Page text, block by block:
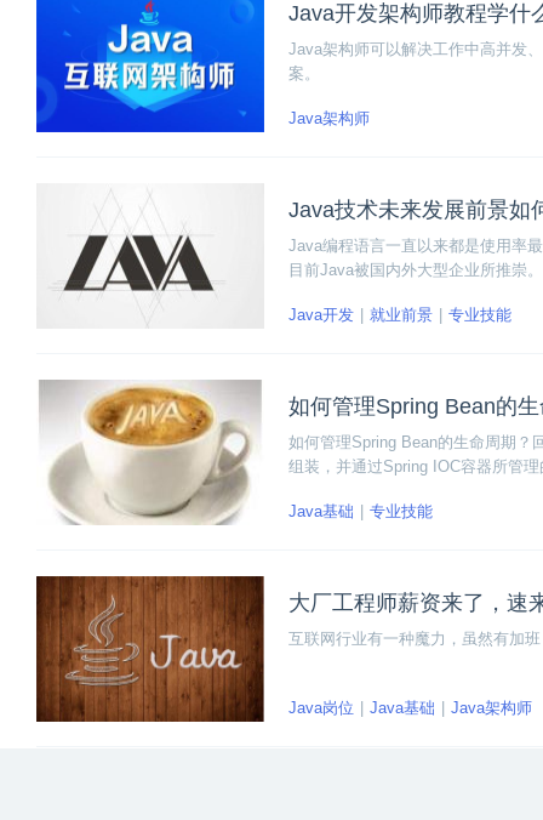
Java开发架构师教程学什
Java架构师可以解决工作中高并发
案。
Java架构师
Java技术未来发展前景如
Java编程语言一直以来都是使用率
目前Java被国内外大型企业所推崇
Java开发
就业前景 专业技能
如何管理Spring Bean的
如何管理Spring Bean的生命周期？
组装，并通过Spring IOC容器所管
步骤去做：
Java基础 专业技能
大厂工程师薪资来了，速
互联网行业有一种魔力，虽然有加
Java岗位 Java基础 Java架构师